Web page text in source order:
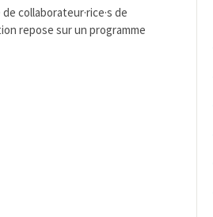
collaborateur·rice·s de
repose sur un programme